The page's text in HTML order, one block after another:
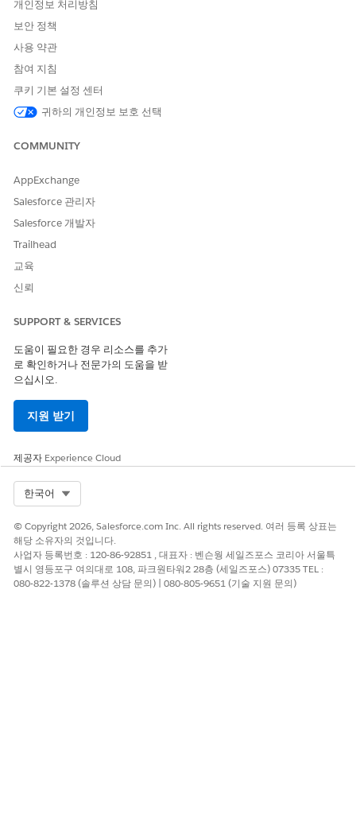
집중할 수 있습니다.
이 기사를 통해 문제를 해결했습니까?
개인정보 처리방침
보안 정책
사용 약관
참여 지침
쿠키 기본 설정 센터
귀하의 개인정보 보호 선택
COMMUNITY
AppExchange
Salesforce 관리자
Salesforce 개발자
Trailhead
교육
신뢰
SUPPORT & SERVICES
도움이 필요한 경우 리소스를 추가
로 확인하거나 전문가의 도움을 받
으십시오.
지원 받기
제공자 Experience Cloud
한국어
© Copyright 2026, Salesforce.com Inc. All rights reserved. 여러 등록 상표는
해당 소유자의 것입니다.
사업자 등록번호 : 120-86-92851 , 대표자 : 벤슨웡 세일즈포스 코리아 서울특
별시 영등포구 여의대로 108, 파크원타워2 28층 (세일즈포스) 07335 TEL :
080-822-1378 (솔루션 상담 문의) | 080-805-9651 (기술 지원 문의)